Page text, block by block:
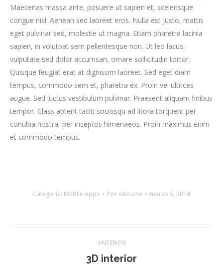
Maecenas massa ante, posuere ut sapien et, scelerisque
congue nisl. Aenean sed laoreet eros. Nulla est justo, mattis
eget pulvinar sed, molestie ut magna. Etiam pharetra lacinia
sapien, in volutpat sem pellentesque non. Ut leo lacus,
vulputate sed dolor accumsan, ornare sollicitudin tortor.
Quisque feugiat erat at dignissim laoreet. Sed eget diam
tempus, commodo sem et, pharetra ex. Proin vel ultrices
augue. Sed luctus vestibulum pulvinar. Praesent aliquam finibus
tempor. Class aptent taciti sociosqu ad litora torquent per
conubia nostra, per inceptos himenaeos. Proin maximus enim
et commodo tempus.
Categoría: Mobile Apps Por sitiosme marzo 6, 2014
ANTERIOR
Proyecto
3D interior